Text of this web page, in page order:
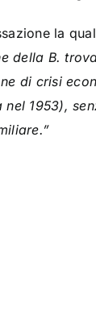
la
della B.
di crisi
1953),